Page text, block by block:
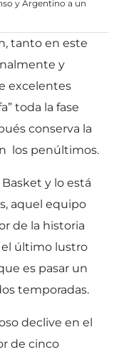
y Argentino a un
tanto en este
y
excelentes
toda la fase
conserva la
los penúltimos.
y lo está
aquel equipo
de la historia
el último lustro
es pasar un
temporadas.
declive en el
de cinco